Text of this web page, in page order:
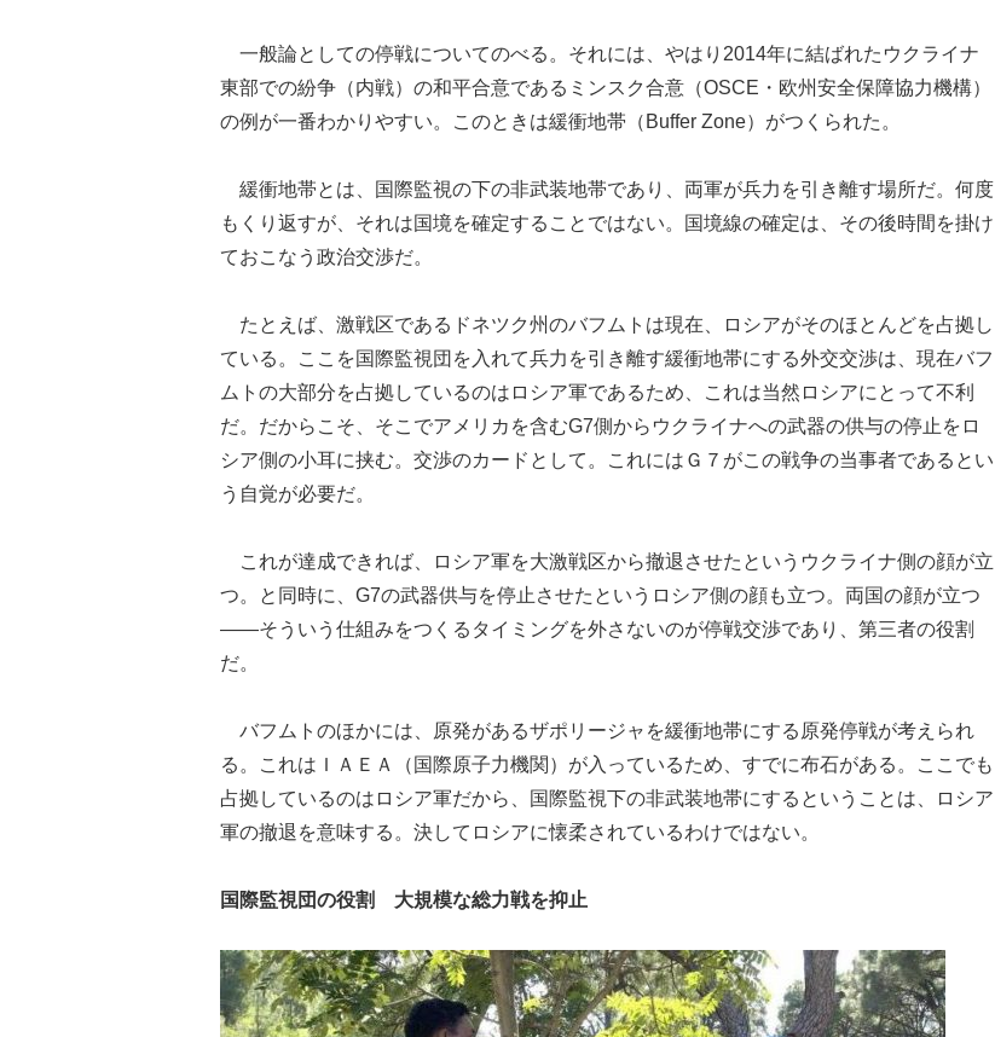
一般論としての停戦についてのべる。それには、やはり2014年に結ばれたウクライナ
東部での紛争（内戦）の和平合意であるミンスク合意（OSCE・欧州安全保障協力機構）
の例が一番わかりやすい。このときは緩衝地帯（Buffer Zone）がつくられた。
緩衝地帯とは、国際監視の下の非武装地帯であり、両軍が兵力を引き離す場所だ。何度
もくり返すが、それは国境を確定することではない。国境線の確定は、その後時間を掛け
ておこなう政治交渉だ。
たとえば、激戦区であるドネツク州のバフムトは現在、ロシアがそのほとんどを占拠し
ている。ここを国際監視団を入れて兵力を引き離す緩衝地帯にする外交交渉は、現在バフ
ムトの大部分を占拠しているのはロシア軍であるため、これは当然ロシアにとって不利
だ。だからこそ、そこでアメリカを含むG7側からウクライナへの武器の供与の停止をロ
シア側の小耳に挟む。交渉のカードとして。これにはＧ７がこの戦争の当事者であるとい
う自覚が必要だ。
これが達成できれば、ロシア軍を大激戦区から撤退させたというウクライナ側の顔が立
つ。と同時に、G7の武器供与を停止させたというロシア側の顔も立つ。両国の顔が立つ
――そういう仕組みをつくるタイミングを外さないのが停戦交渉であり、第三者の役割
だ。
バフムトのほかには、原発があるザポリージャを緩衝地帯にする原発停戦が考えられ
る。これはＩＡＥＡ（国際原子力機関）が入っているため、すでに布石がある。ここでも
占拠しているのはロシア軍だから、国際監視下の非武装地帯にするということは、ロシア
軍の撤退を意味する。決してロシアに懐柔されているわけではない。
国際監視団の役割 大規模な総力戦を抑止